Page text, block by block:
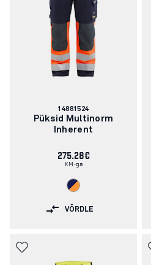
Artikli
number:
14881524
Püksid Multinorm
Inherent
275.28€
KM-ga
VÕRDLE